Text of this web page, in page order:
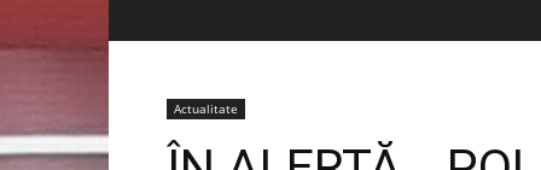
Actualitate